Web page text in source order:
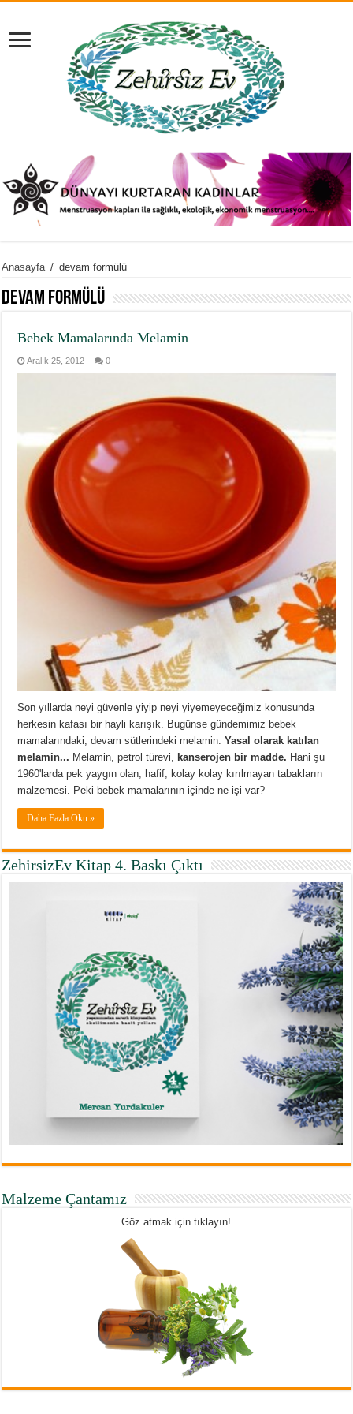
Anasayfa / devam formülü
devam formülü
Bebek Mamalarında Melamin
Aralık 25, 2012 0
Son yıllarda neyi güvenle yiyip neyi yiyemeyeceğimiz konusunda
herkesin kafası bir hayli karışık. Bugünse gündemimiz bebek
mamalarındaki, devam sütlerindeki melamin.Yasal olarak katılan
melamin... Melamin, petrol türevi, kanserojen bir madde. Hani şu
1960'larda pek yaygın olan, hafif, kolay kolay kırılmayan tabakların
malzemesi. Peki bebek mamalarının içinde ne işi var?
Daha Fazla Oku »
ZehirsizEv Kitap 4. Baskı Çıktı
Malzeme Çantamız
Göz atmak için tıklayın!